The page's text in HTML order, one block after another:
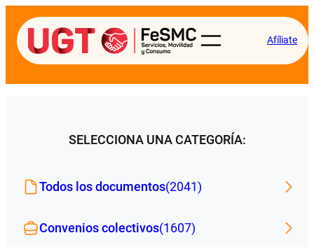
Afíliate
SELECCIONA UNA CATEGORÍA:
Todos los documentos(2041)
Convenios colectivos(1607)